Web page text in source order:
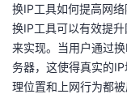
注
验
收
藏
议
换IP工具如何提高网
换IP工具可以有效提
来实现。当用户通过
务器，这使得真实的
理位置和上网行为都